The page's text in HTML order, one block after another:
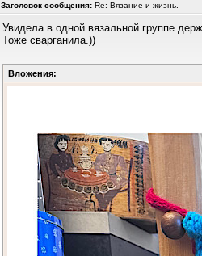
Заголовок сообщения: Re: Вязание и жизнь.
Увидела в одной вязальной группе
Тоже сварганила.))
Вложения: